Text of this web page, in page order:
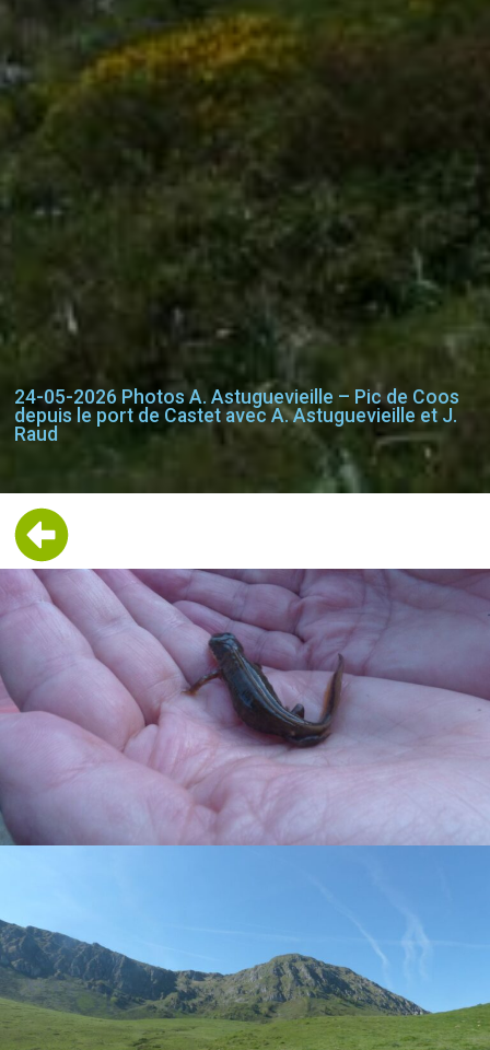
24-05-2026 Photos A. Astuguevieille – Pic de Coos
depuis le port de Castet avec A. Astuguevieille et J.
Raud